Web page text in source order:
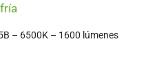
– 6500K – 1600 lúmenes